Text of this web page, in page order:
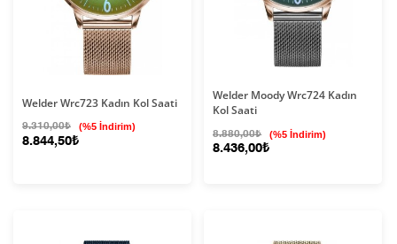
Welder Wrc723 Kadın Kol Saati
9.310,00₺ (%5 İndirim)
8.844,50₺
Welder Moody Wrc724 Kadın
Kol Saati
8.880,00₺ (%5 İndirim)
8.436,00₺